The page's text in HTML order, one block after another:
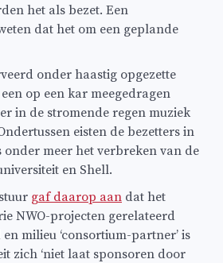
het als bezet. Een
dat het om een geplande
onder haastig opgezette
op een kar meegedragen
in de stromende regen muziek
eisten de bezetters in
onder meer het verbreken van de
en Shell.
gaf daarop aan dat het
NWO-projecten gerelateerd
milieu ‘consortium-partner’ is
zich ‘niet laat sponsoren door